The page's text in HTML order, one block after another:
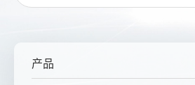
产品